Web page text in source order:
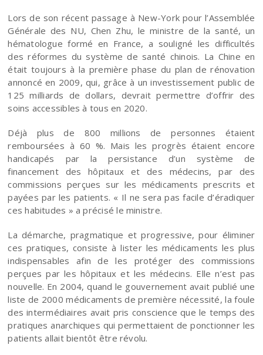
Lors de son récent passage à New-York pour l’Assemblée
Générale des NU, Chen Zhu, le ministre de la santé, un
hématologue formé en France, a souligné les difficultés
des réformes du système de santé chinois. La Chine en
était toujours à la première phase du plan de rénovation
annoncé en 2009, qui, grâce à un investissement public de
125 milliards de dollars, devrait permettre d’offrir des
soins accessibles à tous en 2020.
Déjà plus de 800 millions de personnes étaient
remboursées à 60 %. Mais les progrès étaient encore
handicapés par la persistance d’un système de
financement des hôpitaux et des médecins, par des
commissions perçues sur les médicaments prescrits et
payées par les patients. « Il ne sera pas facile d’éradiquer
ces habitudes » a précisé le ministre.
La démarche, pragmatique et progressive, pour éliminer
ces pratiques, consiste à lister les médicaments les plus
indispensables afin de les protéger des commissions
perçues par les hôpitaux et les médecins. Elle n’est pas
nouvelle. En 2004, quand le gouvernement avait publié une
liste de 2000 médicaments de première nécessité, la foule
des intermédiaires avait pris conscience que le temps des
pratiques anarchiques qui permettaient de ponctionner les
patients allait bientôt être révolu.